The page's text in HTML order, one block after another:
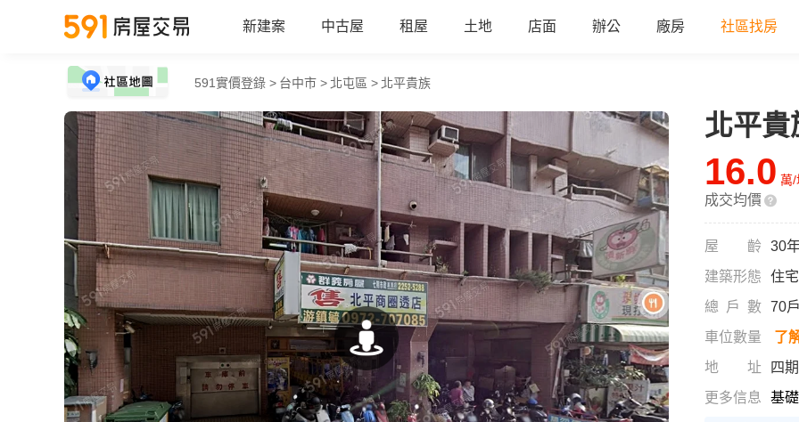
新建案 中古屋 租屋 土地 店面 辦公 廠房 社區找房
591實價登錄 > 台中市 > 北屯區 > 北平貴族
北平貴
16.0 萬/
成交均價
屋齡
30
建築形態
住
總戶數 70戶
車位數量
了
地址
四
更多信息
基